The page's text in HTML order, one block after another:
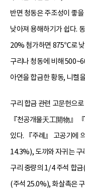
반면 청동은 주조성이 좋
낮아져 용해하기가 쉽다.
20% 첨가하면 875℃로
구리나 청동에 비해
아연을 합금한 황동, 니켈
구리 합금 관련 고문헌으
『천공개물天工開物』
있다. 『주례』 고공기에
14.3%), 도끼와 자귀는
구리 중량의 1/4 주석 합
(주석 25.0%), 화살촉은